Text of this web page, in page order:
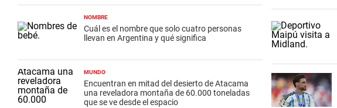
NOMBRE
Cuál es el nombre que solo cuatro personas
llevan en Argentina y qué significa
MUNDO
Encuentran en mitad del desierto de Atacama
una reveladora montaña de 60.000 toneladas
que se ve desde el espacio